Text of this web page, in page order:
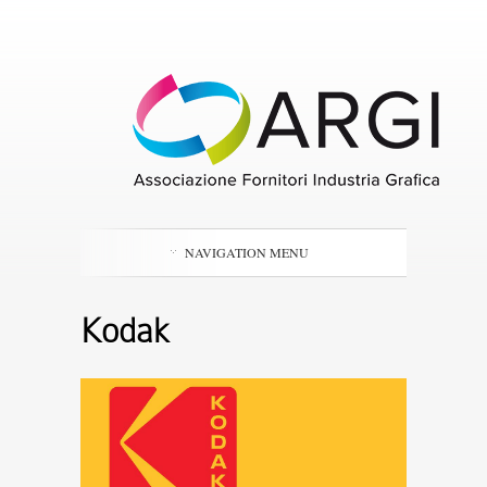
NAVIGATION MENU
Kodak